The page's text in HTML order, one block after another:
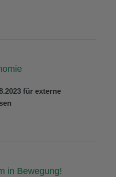
für externe
in Bewegung!